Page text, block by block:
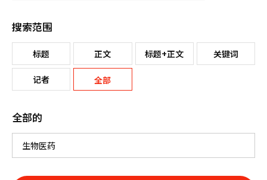
搜索范围
标题 正文 标题+正文 关键词
记者 全部
全部的